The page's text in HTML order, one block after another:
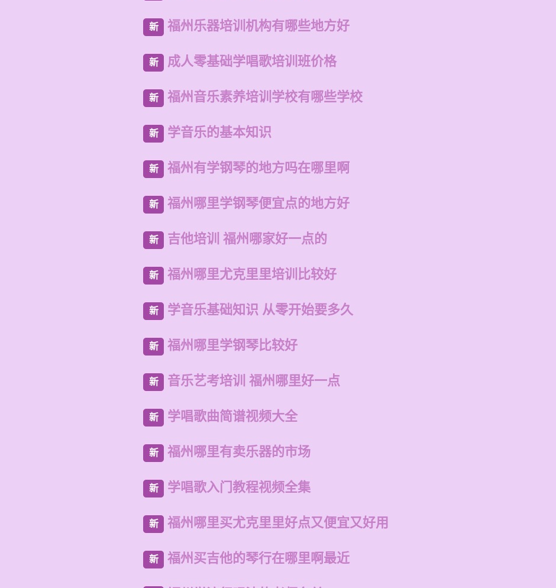
新 福州乐器培训机构有哪些地方好
新 成人零基础学唱歌培训班价格
新 福州音乐素养培训学校有哪些学校
新 学音乐的基本知识
新 福州有学钢琴的地方吗在哪里啊
新 福州哪里学钢琴便宜点的地方好
新 吉他培训 福州哪家好一点的
新 福州哪里尤克里里培训比较好
新 学音乐基础知识 从零开始要多久
新 福州哪里学钢琴比较好
新 音乐艺考培训 福州哪里好一点
新 学唱歌曲简谱视频大全
新 福州哪里有卖乐器的市场
新 学唱歌入门教程视频全集
新 福州哪里买尤克里里好点又便宜又好用
新 福州买吉他的琴行在哪里啊最近